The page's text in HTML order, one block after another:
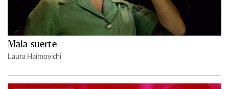
Mala suerte
Laura Haimovichi